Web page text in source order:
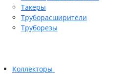
Такеры
Труборасширители
Труборезы
Коллекторы